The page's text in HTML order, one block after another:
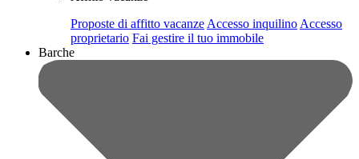
Proposte di affitto vacanzeAccesso inquilinoAccesso
proprietario Fai gestire il tuo immobile
Barche